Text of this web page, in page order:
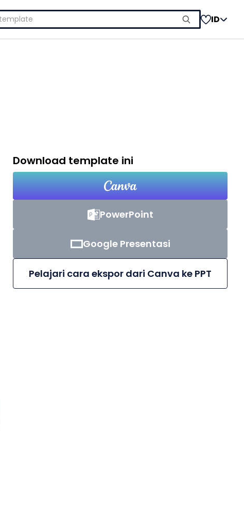
ID
Download template ini
PowerPoint
Google Presentasi
Pelajari cara ekspor dari Canva ke PPT